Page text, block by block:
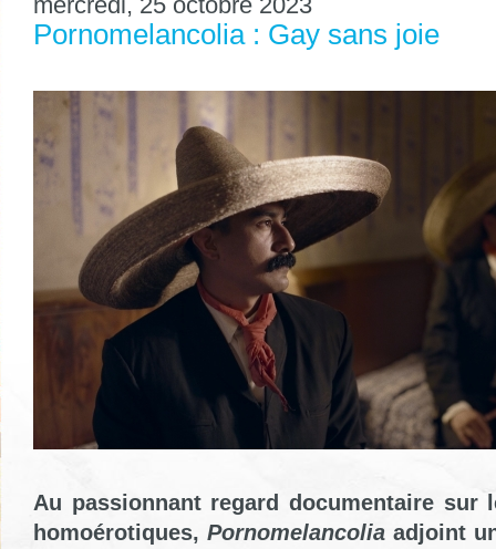
Pornomelancolia : Gay sans joie
Au passionnant regard documentaire sur
homoérotiques, Pornomelancolia adjoint